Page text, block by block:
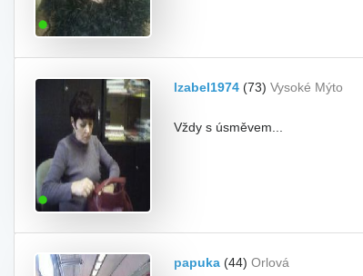
Izabel1974 (73) Vysoké Mýto
Vždy s úsměvem...
papuka (44) Orlová